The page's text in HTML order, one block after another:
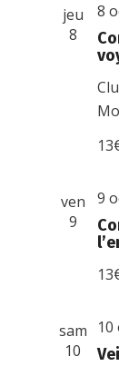
jeu
8
8
ven
9
9
sam
10
10